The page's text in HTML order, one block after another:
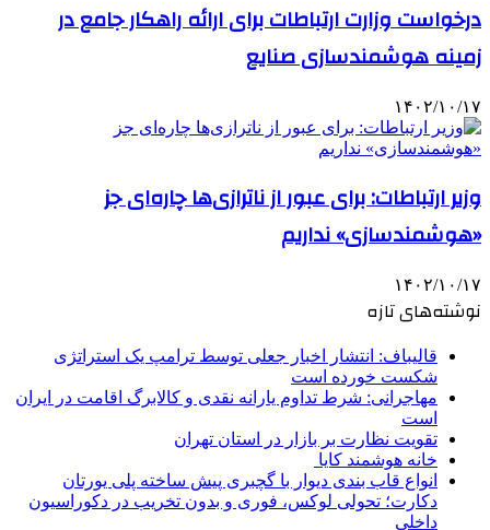
درخواست وزارت ارتباطات برای ارائه راهکار جامع در
زمینه هوشمندسازی صنایع
۱۴۰۲/۱۰/۱۷
وزیر ارتباطات: برای عبور از ناترازی‌ها چاره‌ای جز
«هوشمندسازی» نداریم
۱۴۰۲/۱۰/۱۷
نوشته‌های تازه
قالیباف: انتشار اخبار جعلی توسط ترامپ یک استراتژی
شکست خورده است
مهاجرانی: شرط تداوم یارانه نقدی و کالابرگ اقامت در ایران
است
تقویت نظارت بر بازار در استان تهران
خانه هوشمند کایا
انواع قاب بندی دیوار با گچبری پیش ساخته پلی یورتان
دکارت؛ تحولی لوکس، فوری و بدون تخریب در دکوراسیون
داخلی